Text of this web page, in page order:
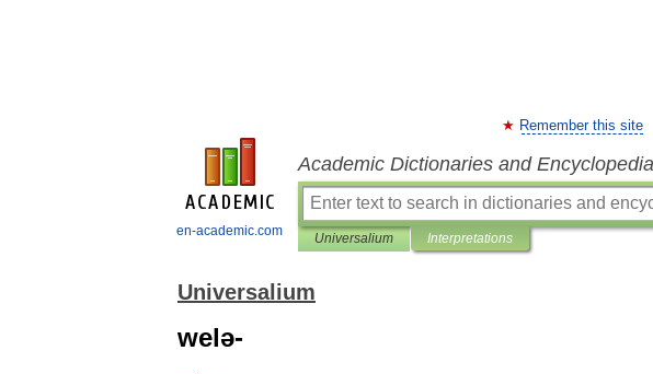
en-academic.com
Remember this site
Academic Dictionaries and
Universalium Interpretations
Universalium
welə-